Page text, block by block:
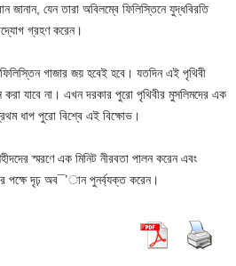
যেন তারা অবিলম্বে ফিলিস্তিনে যুদ্ধবিরতি
গ্রহণ করেন।
ফিলিস্তিন গাজার জয় হবেই হবে। যতদিন এই পৃথিবী
যাবে না। এখন দরকার পুরো পৃথিবীর মুসলিমদের এক
ধাপ পুরো বিশ্বে এই বিক্ষোভ।
স্মরণে এক মিনিট নীরবতা পালন করেন এবং
পক্ষে দৃঢ় অব¯’ান পুনর্ব্যক্ত করেন।